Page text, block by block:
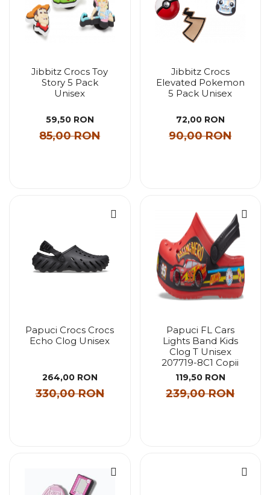
Jibbitz Crocs Toy
Story 5 Pack
Unisex
59,50 RON
85,00 RON
Jibbitz Crocs
Elevated Pokemon
5 Pack Unisex
72,00 RON
90,00 RON
Papuci Crocs Crocs
Echo Clog Unisex
264,00 RON
330,00 RON
Papuci FL Cars
Lights Band Kids
Clog T Unisex
207719-8C1 Copii
119,50 RON
239,00 RON